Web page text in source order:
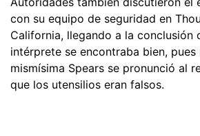
con su equipo de seguridad en
California, llegando a la conclusión
intérprete se encontraba bien, pues
mismísima Spears se pronunció al
que los utensilios eran falsos.